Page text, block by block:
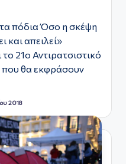
πόδια Όσο η σκέψη
και απειλεί»
21ο Αντιρατσιστικό
που θα εκφράσουν
2018